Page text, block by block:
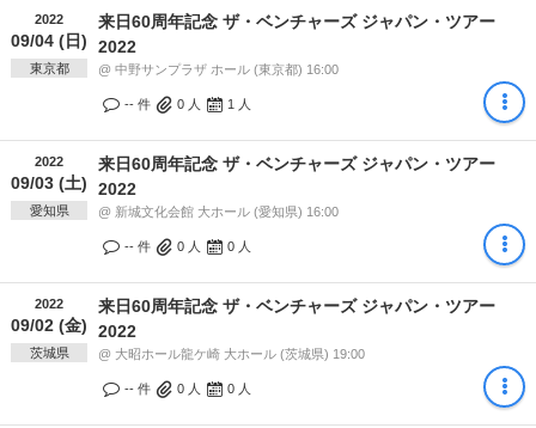
2022
09/04 (日)
東京都
来日60周年記念 ザ・ベンチャーズ ジャパン・ツアー
2022
@ 中野サンプラザ ホール (東京都) 16:00
-- 件 0 人 1 人
2022
09/03 (土)
愛知県
来日60周年記念 ザ・ベンチャーズ ジャパン・ツアー
2022
@ 新城文化会館 大ホール (愛知県) 16:00
-- 件 0 人 0 人
2022
09/02 (金)
茨城県
来日60周年記念 ザ・ベンチャーズ ジャパン・ツアー
2022
@ 大昭ホール龍ケ崎 大ホール (茨城県) 19:00
-- 件 0 人 0 人